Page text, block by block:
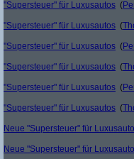
"Supersteuer" für Luxusautos (
"Supersteuer" für Luxusautos (
"Supersteuer" für Luxusautos (
"Supersteuer" für Luxusautos (
"Supersteuer" für Luxusautos (
"Supersteuer" für Luxusautos (
Neue "Supersteuer" für
Neue "Supersteuer" für